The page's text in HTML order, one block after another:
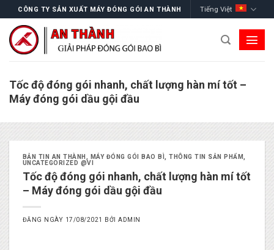
to
content
CÔNG TY SẢN XUẤT MÁY ĐÓNG GÓI AN THÀNH Tiếng Việt
Tốc độ đóng gói nhanh, chất lượng hàn mí tốt –
Máy đóng gói dầu gội đầu
BẢN TIN AN THÀNH MÁY ĐÓNG GÓI BAO BÌ ,THÔNG TIN SẢN PHẨM
UNCATEGORIZED @VI
Tốc độ đóng gói nhanh, chất lượng hàn mí tốt
– Máy đóng gói dầu gội đầu
ĐĂNG NGÀY 17/08/2021 BỞIADMIN